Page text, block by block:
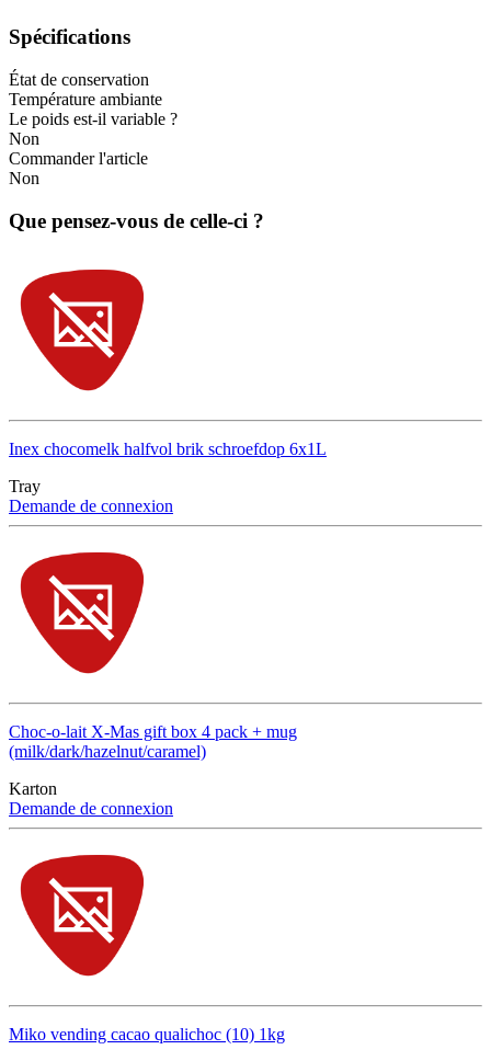
Spécifications
État de conservation
Température ambiante
Le poids est-il variable ?
Non
Commander l'article
Non
Que pensez-vous de celle-ci ?
Inex chocomelk halfvol brik schroefdop 6x1L
Tray
Demande de connexion
Choc-o-lait X-Mas gift box 4 pack + mug
(milk/dark/hazelnut/caramel)
Karton
Demande de connexion
Miko vending cacao qualichoc (10) 1kg